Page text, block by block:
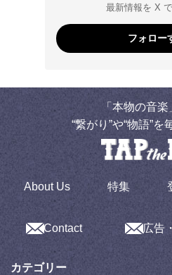
最新情報を X
フォロー
「本物の音
“繋がり”や“物語”
About Us 特集
Contact 広告
カテゴリー